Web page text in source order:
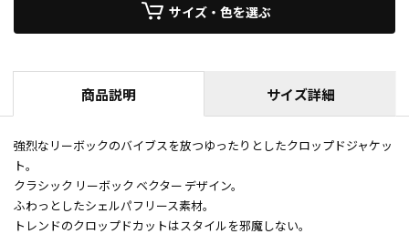
サイズ・色を選ぶ
商品説明 サイズ詳細
強烈なリーボックのバイブスを放つゆったりとしたクロップドジャケッ
ト。
クラシック リーボック ベクター デザイン。
ふわっとしたシェルパフリース素材。
トレンドのクロップドカットはスタイルを邪魔しない。